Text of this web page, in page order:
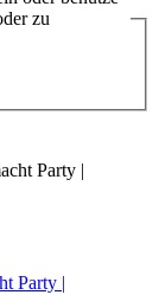
zu
Party |